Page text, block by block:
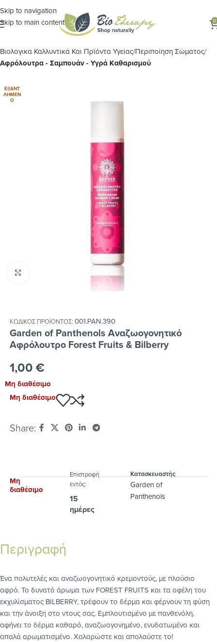
Skip to navigation
Skip to main content
0
Βιολογικα Καλλυντικά Και Πρϊόντα ΥγείαςΠεριποίηση Σώματος
Αφρόλουτρα - Σαμπουάν - Υγρά Καθαρισμού
ΕΞΑΝΤ
ΛΗΜΈΝ
Ο
Garden of Panthenols Αναζωογονητικό
Αφρόλουτρο Forest Fruits & Bilberry
ΚΩΔΙΚΌΣ ΠΡΟΪΌΝΤΟΣ: 001.PAN.390
1,00€
Μη διαθέσιμο
Μη διαθέσιμο
Share:
Μη
διαθέσιμο
Eπιστροφή
εντός:
15
ημέρες
Κατασκευαστής
Garden of
Panthenols
Περιγραφή
Ένα πολυτελές και αναζωογονητικό κρεμοντούς, με πλούσιο
αφρό. Το δυνατό άρωμα των FOREST FRUITS και τα οφέλη του
εκχυλίσματος BILBERRY, τρέφουν το δέρμα και φέρνουν τη φύση
και την άνοιξη στο ντους σας. Eμπλουτισμένο με πανθενόλη,
αφήνει το δέρμα καθαρό, αναζωογονημένο, ενυδατωμένο και
απαλά αρωματισμένο. Χαλαρώστε και απολαύστε το!